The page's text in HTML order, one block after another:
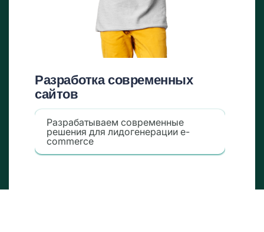
Разработка современных
сайтов
Разрабатываем современные
решения для лидогенерации e-
commerce